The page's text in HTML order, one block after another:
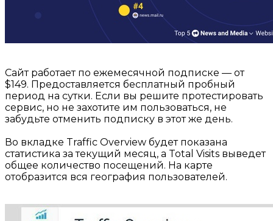
Сайт работает по ежемесячной подписке — от
$149. Предоставляется бесплатный пробный
период на сутки. Если вы решите протестировать
сервис, но не захотите им пользоваться, не
забудьте отменить подписку в этот же день.
Во вкладке Traffic Overview будет показана
статистика за текущий месяц, а Total Visits выведет
общее количество посещений. На карте
отобразится вся география пользователей.